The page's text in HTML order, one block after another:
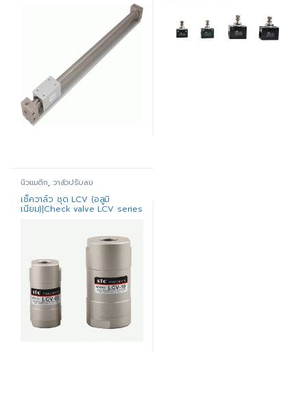
นิวแมติก, วาล์วปรับลม
เช็ควาล์ว ชุด LCV (อลูมิ
เนียม)|Check valve LCV series